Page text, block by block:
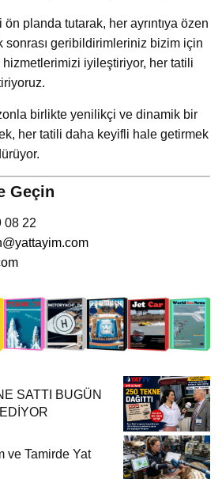
planda tutarak, her ayrıntıya özen
sonrası geribildirimleriniz bizim için
iyileştiriyor, her tatili
birlikte yenilikçi ve dinamik bir
her tatili daha keyifli hale getirmek
Geçin
08 22
SATTI BUGÜN
ve Tamirde Yat